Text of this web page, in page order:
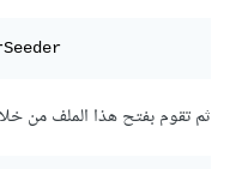
ثم تقوم بفتح هذا الملف من